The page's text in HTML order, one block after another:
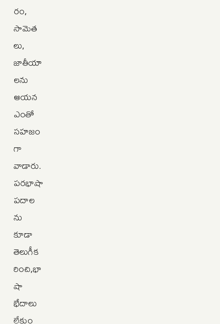
రం,
సామెత
లు,
జాతీయా
లను
ఆయన
ఎంతో
సహజం
గా
వాడారు.
పరభాషా
పదాల
ను
కూడా
తెలుగీక
రించి,భా
షా
భేదాలు
లేకుం